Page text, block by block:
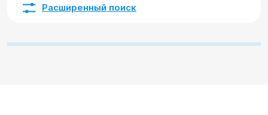
Расширенный поиск